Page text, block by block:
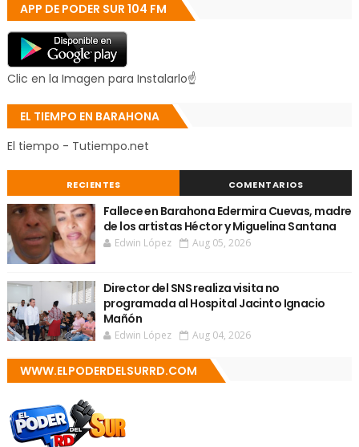
APP DE PODER SUR 104 FM
Clic en la Imagen para Instalarlo☝
EL TIEMPO EN BARAHONA
El tiempo - Tutiempo.net
RECIENTES COMENTARIOS
Fallece en Barahona Edermira Cuevas, madre
de los artistas Héctor y Miguelina Santana
Edwin López Aug 05, 2026
Director del SNS realiza visita no
programada al Hospital Jacinto Ignacio
Mañón
Edwin López Aug 04, 2026
WWW.ELPODERDELSURRD.COM